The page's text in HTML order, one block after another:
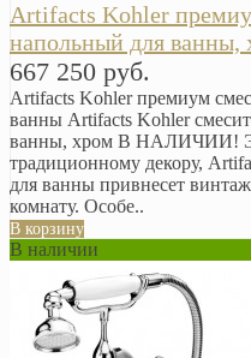
Artifacts Kohler
напольный для
667 250 руб.
Artifacts Kohler премиум
ванны Artifacts Kohler
ванны, хром В НАЛИЧИИ!
традиционному декору,
для ванны привнесет
комнату. Особе..
В корзину
В наличии